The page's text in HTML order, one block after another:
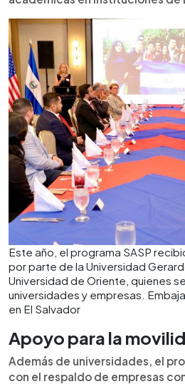
estudiantes que participan en
educativos en Estados Unidos.
Este año, el programa SASP
por parte de la Universidad
Universidad de Oriente, quienes
universidades y empresas.
en El Salvador
Apoyo para la
Además de universidades, el
con el respaldo de empresas